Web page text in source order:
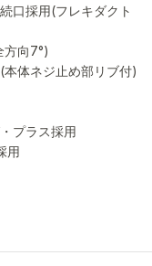
口採用(フレキダクト
方向7°)
本体ネジ止め部リブ付)
プラス採用
用